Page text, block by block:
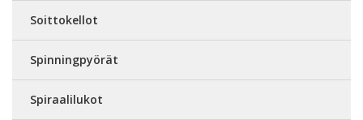
Soittokellot
Spinningpyörät
Spiraalilukot